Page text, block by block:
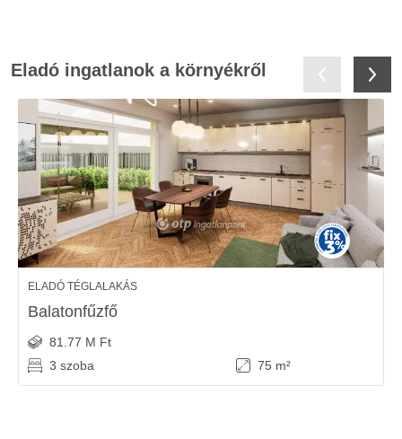
Eladó ingatlanok a környékről
ELADÓ TÉGLALAKÁS
Balatonfűzfő
81.77 M Ft
3 szoba
75 m²